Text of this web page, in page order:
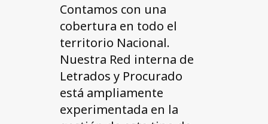
Contamos con una
cobertura en todo el
territorio Nacional.
Nuestra Red interna de
Letrados y Procurado
está ampliamente
experimentada en la